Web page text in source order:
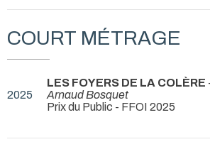
COURT MÉTRAGE
2025
LES FOYERS DE LA COLÈRE
Arnaud Bosquet
Prix du Public - FFOI 2025